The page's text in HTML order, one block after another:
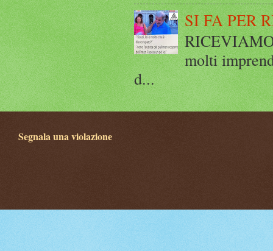
SI FA PER
molti
d...
Segnala una violazione